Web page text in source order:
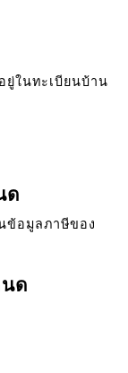
ยู่ในทะเบียนบ้าน
ด
ข้อมูลภาษีของ
ด